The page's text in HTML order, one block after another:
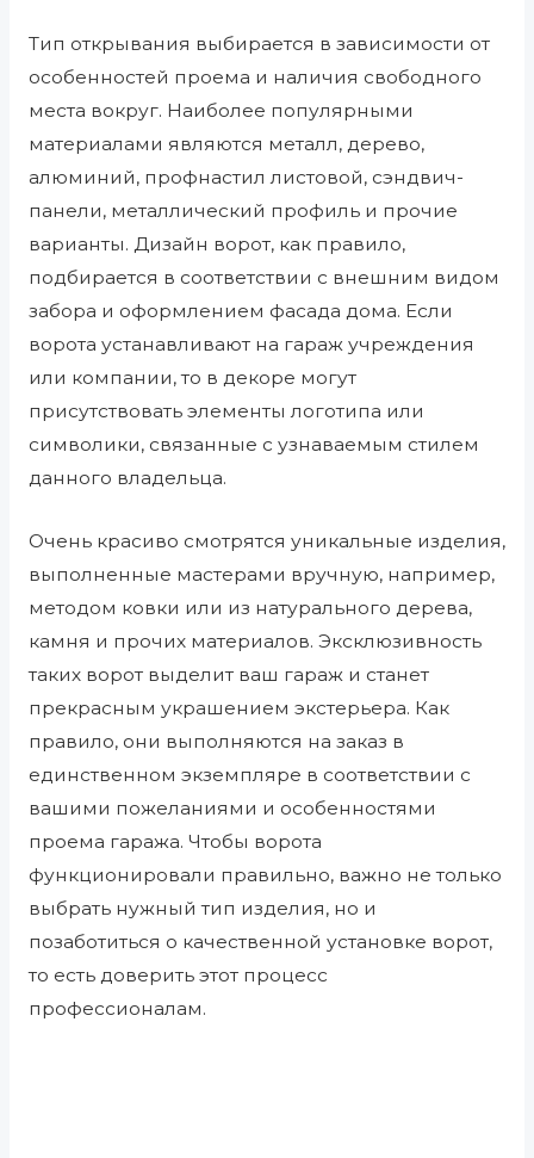
Тип открывания выбирается в зависимости от
особенностей проема и наличия свободного
места вокруг. Наиболее популярными
материалами являются металл, дерево,
алюминий, профнастил листовой, сэндвич-
панели, металлический профиль и прочие
варианты. Дизайн ворот, как правило,
подбирается в соответствии с внешним видом
забора и оформлением фасада дома. Если
ворота устанавливают на гараж учреждения
или компании, то в декоре могут
присутствовать элементы логотипа или
символики, связанные с узнаваемым стилем
данного владельца.
Очень красиво смотрятся уникальные изделия,
выполненные мастерами вручную, например,
методом ковки или из натурального дерева,
камня и прочих материалов. Эксклюзивность
таких ворот выделит ваш гараж и станет
прекрасным украшением экстерьера. Как
правило, они выполняются на заказ в
единственном экземпляре в соответствии с
вашими пожеланиями и особенностями
проема гаража. Чтобы ворота
функционировали правильно, важно не только
выбрать нужный тип изделия, но и
позаботиться о качественной установке ворот,
то есть доверить этот процесс
профессионалам.